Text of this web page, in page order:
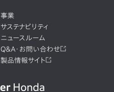
事業
サステナビリティ
ニュースルーム
Q&A・お問い合わせ
製品情報サイト